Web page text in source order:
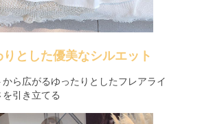
りとした優美なシルエット
ら広がるゆったりとしたフレアライ
引き立てる